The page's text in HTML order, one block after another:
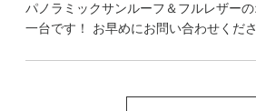
パノラミックサンルーフ＆フルレザー
一台です！ お早めにお問い合わせくだ